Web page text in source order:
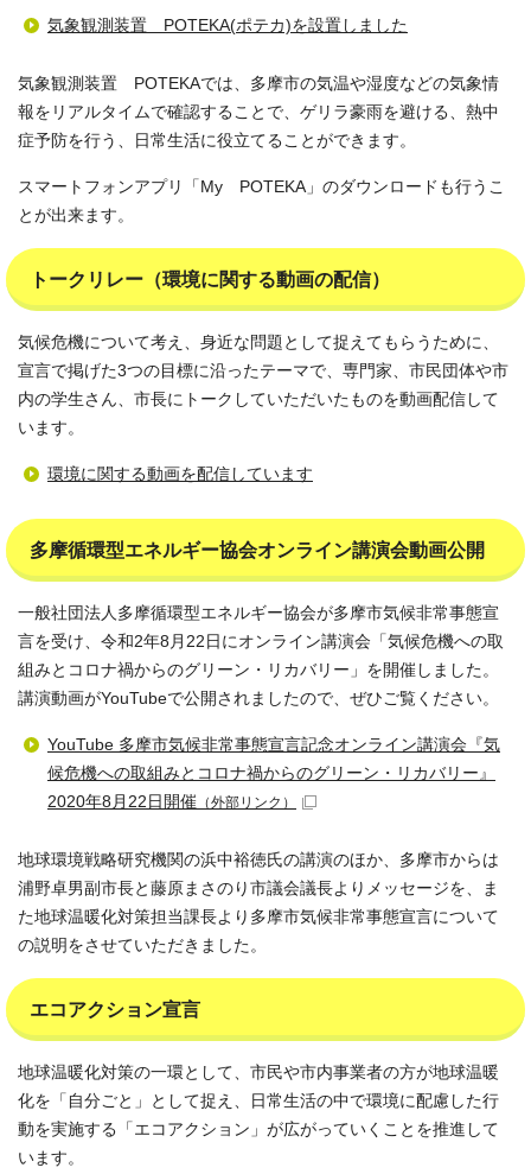
気象観測装置 POTEKA(ポテカ)を設置しました
気象観測装置 POTEKAでは、多摩市の気温や湿度などの気象情
報をリアルタイムで確認することで、ゲリラ豪雨を避ける、熱中
症予防を行う、日常生活に役立てることができます。
スマートフォンアプリ「My POTEKA」のダウンロードも行うこ
とが出来ます。
トークリレー（環境に関する動画の配信）
気候危機について考え、身近な問題として捉えてもらうために、
宣言で掲げた3つの目標に沿ったテーマで、専門家、市民団体や市
内の学生さん、市長にトークしていただいたものを動画配信して
います。
環境に関する動画を配信しています
多摩循環型エネルギー協会オンライン講演会動画公開
一般社団法人多摩循環型エネルギー協会が多摩市気候非常事態宣
言を受け、令和2年8月22日にオンライン講演会「気候危機への取
組みとコロナ禍からのグリーン・リカバリー」を開催しました。
講演動画がYouTubeで公開されましたので、ぜひご覧ください。
YouTube 多摩市気候非常事態宣言記念オンライン講演会『気
候危機への取組みとコロナ禍からのグリーン・リカバリー』
2020年8月22日開催 （外部リンク）
地球環境戦略研究機関の浜中裕徳氏の講演のほか、多摩市からは
浦野卓男副市長と藤原まさのり市議会議長よりメッセージを、ま
た地球温暖化対策担当課長より多摩市気候非常事態宣言について
の説明をさせていただきました。
エコアクション宣言
地球温暖化対策の一環として、市民や市内事業者の方が地球温暖
化を「自分ごと」として捉え、日常生活の中で環境に配慮した行
動を実施する「エコアクション」が広がっていくことを推進して
います。